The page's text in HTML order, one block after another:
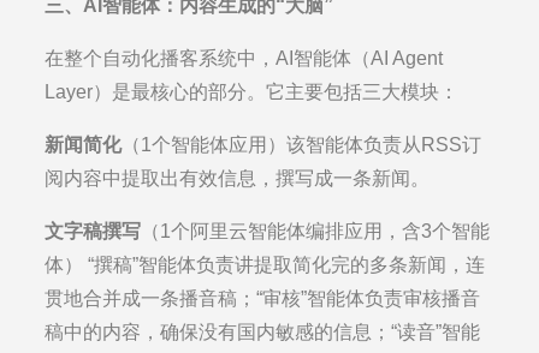
三、AI智能体：内容生成的“大脑”
在整个自动化播客系统中，AI智能体（AI Agent
Layer）是最核心的部分。它主要包括三大模块：
新闻简化（1个智能体应用）该智能体负责从RSS订
阅内容中提取出有效信息，撰写成一条新闻。
文字稿撰写 （1个阿里云智能体编排应用，含3个智能
体） “撰稿”智能体负责讲提取简化完的多条新闻，连
贯地合并成一条播音稿；“审核”智能体负责审核播音
稿中的内容，确保没有国内敏感的信息；“读音”智能